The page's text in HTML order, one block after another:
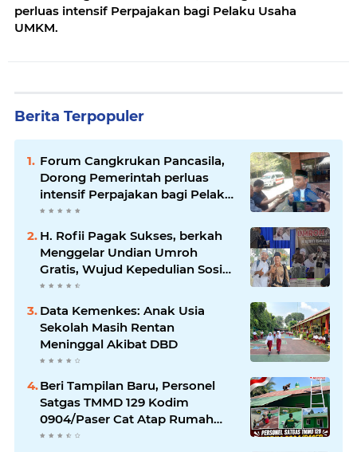
perluas intensif Perpajakan bagi Pelaku Usaha
UMKM.
Berita Terpopuler
Forum Cangkrukan Pancasila,
Dorong Pemerintah perluas
intensif Perpajakan bagi Pelaku
Usaha UMKM.
H. Rofii Pagak Sukses, berkah
Menggelar Undian Umroh
Gratis, Wujud Kepedulian Sosial
berbagi.
Data Kemenkes: Anak Usia
Sekolah Masih Rentan
Meninggal Akibat DBD
Beri Tampilan Baru, Personel
Satgas TMMD 129 Kodim
0904/Paser Cat Atap Rumah
Marbot